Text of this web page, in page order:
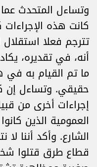
وتساءل المتحدث
كانت هذه الإجراءات
تترجم فعلا
أنه، في تقديره،
ما تم القيام به في
حقيقي. وتساءل
إجراءات أخرى من
العمومية الذين
الشارع. وأكد أننا
قطاع طرق قتلوا